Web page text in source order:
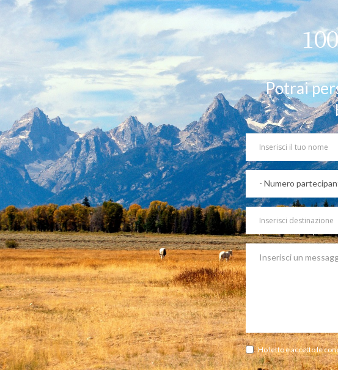
Potrai
Your
Name
Partecipanti
Destinazione
Message
Ho letto e accetto le